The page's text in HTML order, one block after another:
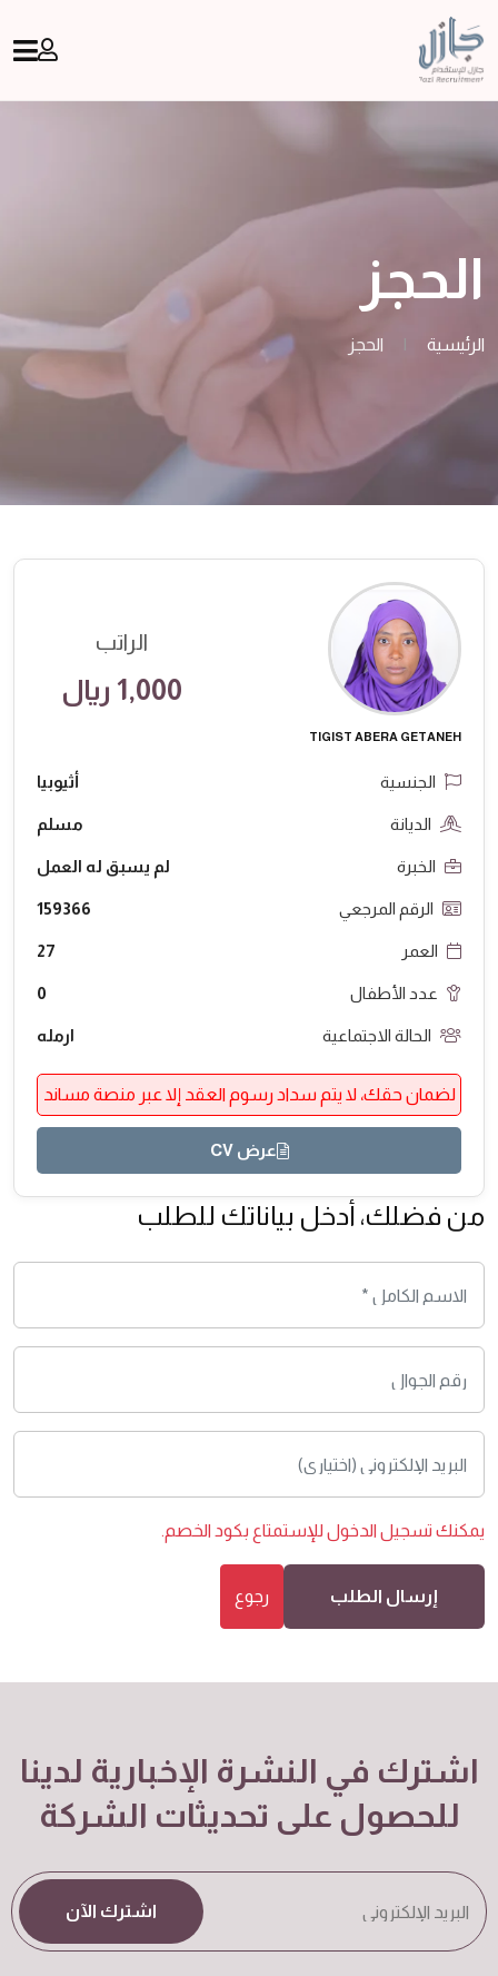
الحجز
الرئيسية | الحجز
TIGIST ABERA GETANEH
الراتب
1,000 ريال
الجنسية أثيوبيا
الديانة مسلم
الخبرة لم يسبق له العمل
الرقم المرجعي 159366
العمر 27
عدد الأطفال 0
الحالة الاجتماعية ارمله
لضمان حقك، لا يتم سداد رسوم العقد إلا عبر منصة مساند
عرض CV
من فضلك، أدخل بياناتك للطلب
يمكنك تسجيل الدخول للإستمتاع بكود الخصم.
إرسال الطلب رجوع
اشترك في النشرة الإخبارية لدينا
للحصول على تحديثات الشركة
اشترك الآن